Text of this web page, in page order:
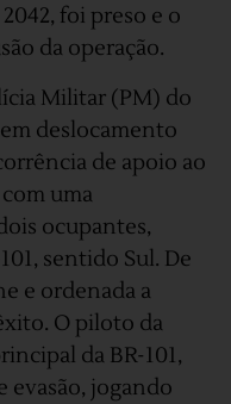
foi preso e o
da operação.
Militar (PM) do
deslocamento
de apoio ao
uma
ocupantes,
sentido Sul. De
e ordenada a
O piloto da
da BR-101,
evasão, jogando